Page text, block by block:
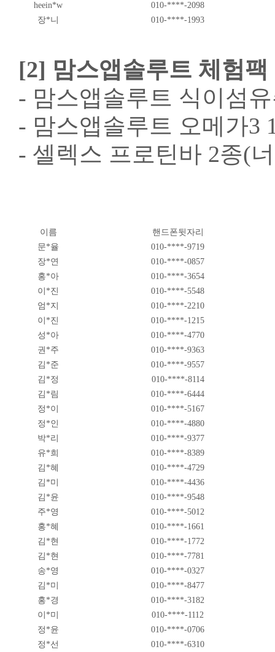
heein*w
010-****-2098
장*니
010-****-1993
[2] 맘스앱솔루트 체험팩
- 맘스앱솔루트 식이섬
- 맘스앱솔루트 오메가3
- 셀렉스 프로틴바 2종(
이름
핸드폰뒷자리
문*율
010-****-9719
장*연
010-****-0857
홍*아
010-****-3654
이*진
010-****-5548
엄*지
010-****-2210
이*진
010-****-1215
성*아
010-****-4770
권*주
010-****-9363
김*준
010-****-9557
김*정
010-****-8114
김*림
010-****-6444
정*이
010-****-5167
정*인
010-****-4880
박*리
010-****-9377
유*희
010-****-8389
김*혜
010-****-4729
김*미
010-****-4436
김*윤
010-****-9548
주*영
010-****-5012
홍*혜
010-****-1661
김*현
010-****-1772
김*현
010-****-7781
송*영
010-****-0327
김*미
010-****-8477
홍*경
010-****-3182
이*미
010-****-1112
정*윤
010-****-0706
정*선
010-****-6310